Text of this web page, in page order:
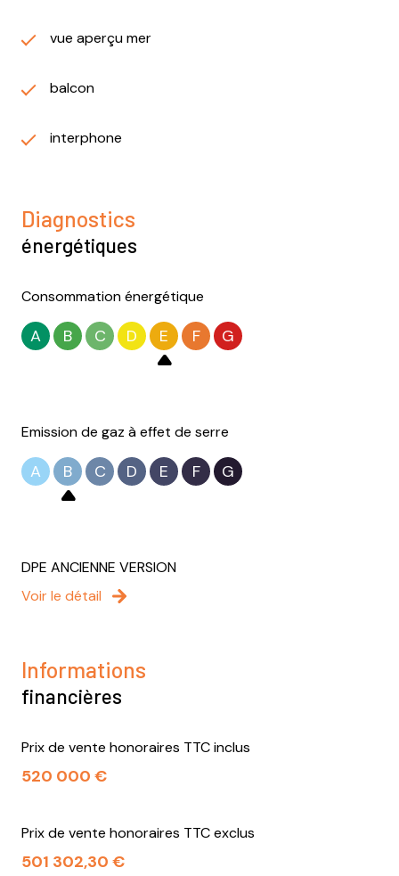
vue aperçu mer
balcon
interphone
Diagnostics
énergétiques
Consommation énergétique
A B C D E F G
Emission de gaz à effet de serre
A B C D E F G
DPE ANCIENNE VERSION
Voir le détail
Informations
financières
Prix de vente honoraires TTC inclus
520 000 €
Prix de vente honoraires TTC exclus
501 302,30 €